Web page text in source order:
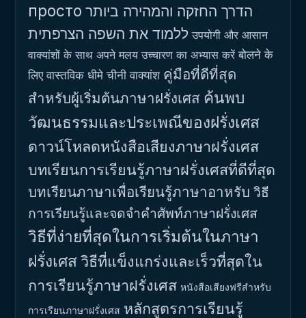
просто הדרך החזקה והמהירה ביותר
ללמוד את השפה הצרפתית उपयोगी और आसान
वाक्यांशों के साथ अपने मलय उच्चारण का अभ्यास करें बोलने के
लिए वास्तविक धीमे चीनी वाक्यांश คู่มือที่ดีที่สุด
สำหรับผู้เริ่มต้นภาษาฝรั่งเศส ค้นพบ
วัฒนธรรมและประเพณีของฝรั่งเศส
ดาวน์โหลดหนังสือเสียงภาษาฝรั่งเศส
บทเรียนการเรียนรู้ภาษาฝรั่งเศสที่ดีที่สุด
บทเรียนภาษาเพื่อเรียนรู้ภาษาอาหรับ วิธี
การเรียนรู้และจดจำคำศัพท์ภาษาฝรั่งเศส
วิธีที่ง่ายที่สุดในการเริ่มต้นในภาษา
ฝรั่งเศสวิธีที่แข็งแกร่งและเร็วที่สุดใน
การเรียนรู้ภาษาฝรั่งเศส หนังสือเสียงฟรีสำหรับ
การเรียนภาษาฝรั่งเศส หลักสูตรการเรียนรู้